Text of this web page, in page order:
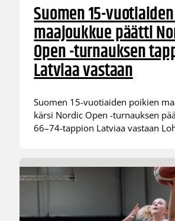
Suomen 15-
maajoukkue päätti
Open -turnauksen
Latviaa vastaan
Suomen 15-vuotiaiden poikien
kärsi Nordic Open -turnauksen
66–74-tappion Latviaa vastaan